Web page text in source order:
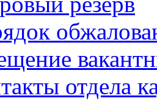
отдела